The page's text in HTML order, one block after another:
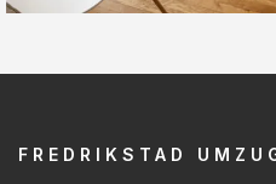
FREDRIKSTAD